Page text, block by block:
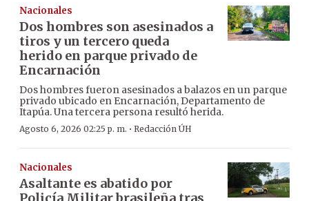
Nacionales
Dos hombres son asesinados a
tiros y un tercero queda
herido en parque privado de
Encarnación
Dos hombres fueron asesinados a balazos en un parque
privado ubicado en Encarnación, Departamento de
Itapúa. Una tercera persona resultó herida.
Agosto 6, 2026 02:25 p. m. · Redacción ÚH
Nacionales
Asaltante es abatido por